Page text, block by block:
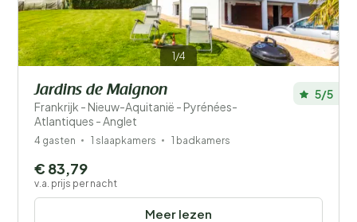
1/4
Jardins de Maignon
Frankrijk - Nieuw-Aquitanië - Pyrénées-
Atlantiques - Anglet
5/5
4 gasten 1 slaapkamers 1 badkamers
Meer lezen
€ 83,79
v.a. prijs per nacht